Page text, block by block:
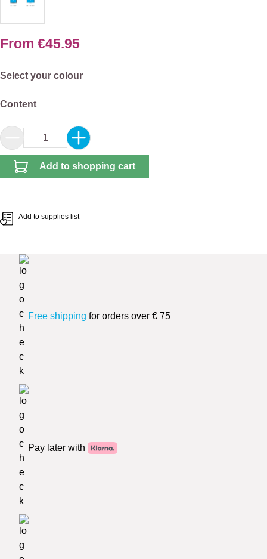
From €45.95
Select
Select your colour
Select
Content
Product Quantity: Enter the desired amount
Add to shopping cart
Add to supplies list
Free shipping for orders over € 75
Pay later with